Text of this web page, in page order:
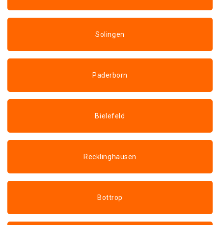
Solingen
Paderborn
Bielefeld
Recklinghausen
Bottrop